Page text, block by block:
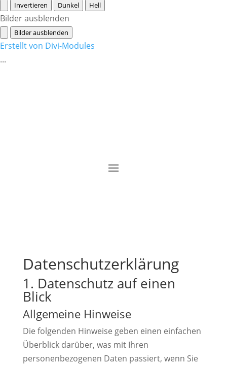
Invertieren Dunkel Hell
Bilder ausblenden
Bilder ausblenden
Erstellt von Divi-Modules
...
Datenschutz­erklärung
1. Datenschutz auf einen
Blick
Allgemeine Hinweise
Die folgenden Hinweise geben einen einfachen
Überblick darüber, was mit Ihren
personenbezogenen Daten passiert, wenn Sie